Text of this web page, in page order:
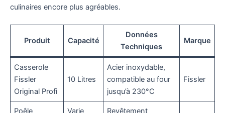
culinaires encore plus agréables.
Produit Capacité
Données
Techniques
Marque
Casserole
Fissler
Original Profi
10 Litres
Acier inoxydable,
compatible au four
jusqu’à 230°C
Fissler
Poêle
Varie
Revêtement